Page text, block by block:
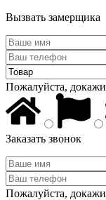
Вызвать замерщика
Пожалуйста,
Заказать звонок
Пожалуйста,